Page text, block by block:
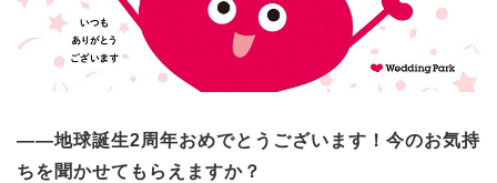
——地球誕生2周年おめでとうございます！今のお気持
ちを聞かせてもらえますか？